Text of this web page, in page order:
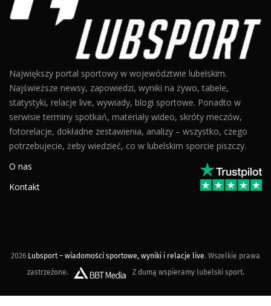
Największy portal sportowy w województwie lubelskim.
Najświeższe newsy, zapowiedzi, wyniki na żywo, tabele,
statystyki, relacje live, wywiady, blogi sportowe. Ponadto w
serwisie terminy spotkań, materiały wideo, skróty meczów,
fotorelacje, dokładne zestawienia, analizy – wszystko, czego
potrzebujecie, żeby wiedzieć, co w lubelskim sporcie piszczy.
O nas
Kontakt
2026 Lubsport – wiadomości sportowe, wyniki i relacje live. Wszelkie prawa
zastrzeżone.
Z dumą wspieramy lubelski sport.